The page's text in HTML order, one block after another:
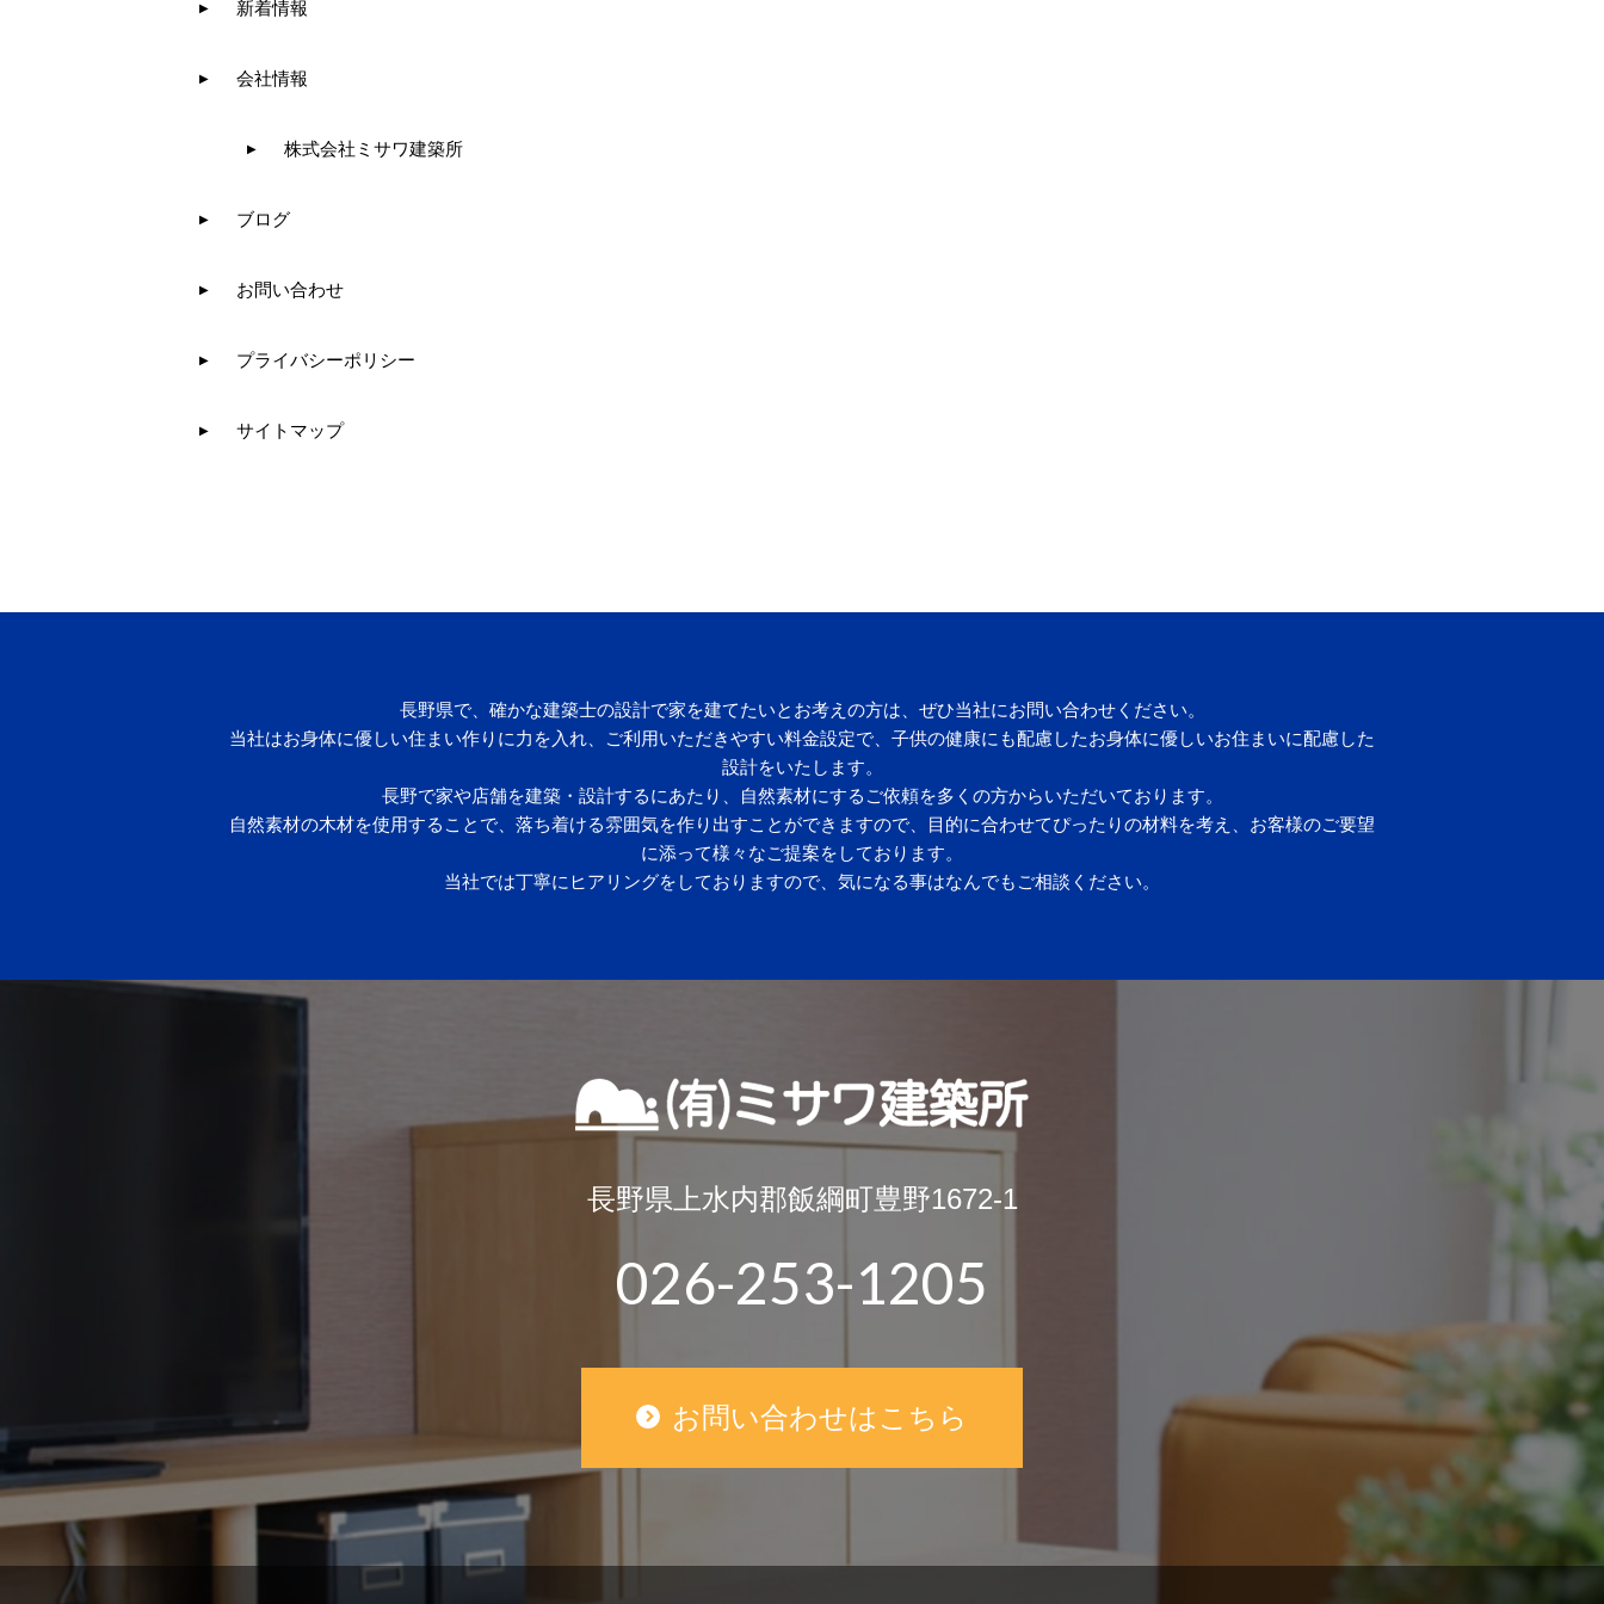
新着情報
会社情報
株式会社ミサワ建築所
ブログ
お問い合わせ
プライバシーポリシー
サイトマップ
長野県で、確かな建築士の設計で家を建てたいとお考えの方は、ぜひ当社にお問い合わせください。
当社はお身体に優しい住まい作りに力を入れ、ご利用いただきやすい料金設定で、子供の健康にも配慮したお身体に優しいお住まいに配慮した
設計をいたします。
長野で家や店舗を建築・設計するにあたり、自然素材にするご依頼を多くの方からいただいております。
自然素材の木材を使用することで、落ち着ける雰囲気を作り出すことができますので、目的に合わせてぴったりの材料を考え、お客様のご要望
に添って様々なご提案をしております。
当社では丁寧にヒアリングをしておりますので、気になる事はなんでもご相談ください。
長野県上水内郡飯綱町豊野1672-1
026-253-1205
お問い合わせはこちら